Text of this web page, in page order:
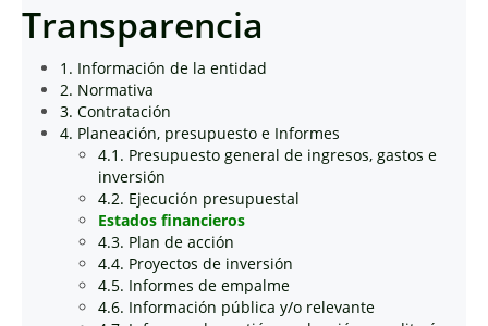
Transparencia
1. Información de la entidad
2. Normativa
3. Contratación
4. Planeación, presupuesto e Informes
4.1. Presupuesto general de ingresos, gastos e
inversión
4.2. Ejecución presupuestal
Estados financieros
4.3. Plan de acción
4.4. Proyectos de inversión
4.5. Informes de empalme
4.6. Información pública y/o relevante